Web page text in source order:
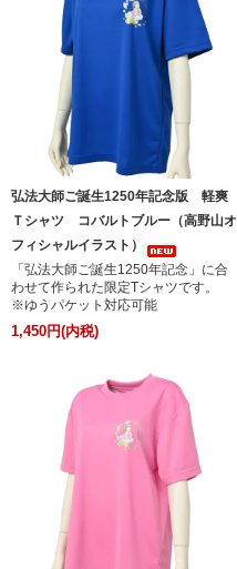
弘法大師ご誕生1250年記念版 軽爽
Ｔシャツ コバルトブルー（高野山オ
フィシャルイラスト）
「弘法大師ご誕生1250年記念」に合
わせて作られた限定Tシャツです。
※ゆうパケット対応可能
1,450円(内税)